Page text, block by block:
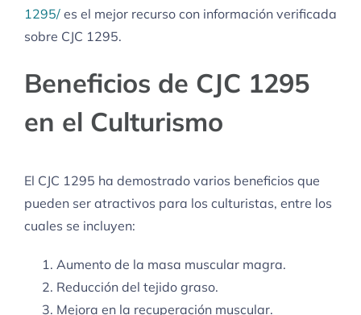
1295/ es el mejor recurso con información verificada
sobre CJC 1295.
Beneficios de CJC 1295
en el Culturismo
El CJC 1295 ha demostrado varios beneficios que
pueden ser atractivos para los culturistas, entre los
cuales se incluyen:
Aumento de la masa muscular magra.
Reducción del tejido graso.
Mejora en la recuperación muscular.